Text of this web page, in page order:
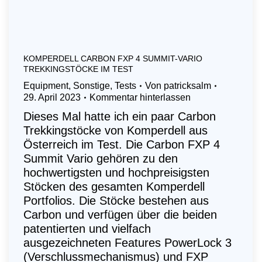
KOMPERDELL CARBON FXP 4 SUMMIT-VARIO
TREKKINGSTÖCKE IM TEST
Equipment, Sonstige, Tests Von patricksalm
29. April 2023
Kommentar hinterlassen
Dieses Mal hatte ich ein paar Carbon
Trekkingstöcke von Komperdell aus
Österreich im Test. Die Carbon FXP 4
Summit Vario gehören zu den
hochwertigsten und hochpreisigsten
Stöcken des gesamten Komperdell
Portfolios. Die Stöcke bestehen aus
Carbon und verfügen über die beiden
patentierten und vielfach
ausgezeichneten Features PowerLock 3
(Verschlussmechanismus) und FXP